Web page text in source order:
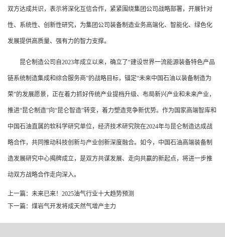
双方达成共识，表示将深化互信合作，紧紧围绕集团公司战略部署，开展针对
性、系统性、创新性研究，为集团公司装备制造业务高端化、智能化、绿色化
发展提供高质量、强有力的智力支撑。
昆仑制造公司自2023年成立以来，确立了“建设世界一流能源装备特色产品
链系统制造集成和综合服务商”的战略目标，锚定“未来中国石油以装备制造为
荣”的发展愿景，正在着力抓好传统产业提档升级、布局新兴产业和未来产业，
推进“昆仑制造”向“昆仑智造”转变，着力塑造竞争新优势。作为国家高端智库和
中国石油直属的软科学研究单位，经济技术研究院在2024年与昆仑制造达成战
略合作，共同推动科技创新与产业创新深度融合。如今，中国石油高端装备制
造发展研究中心揭牌成立，是双方共谋发展、走向共赢的新起点，将进一步推
动双方战略合作走向深入。
上一篇：未来已来！2025油气行业十大趋势预测
下一篇：煤岩气开发将成天然气增产主力